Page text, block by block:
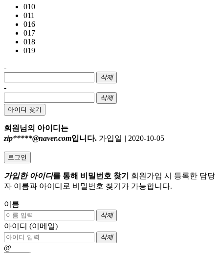
010
011
016
017
018
019
-
삭제
-
삭제
아이디 찾기
회원님의 아이디는
zip*****@naver.com입니다. 가입일 | 2020-10-05
로그인
가입한 아이디를 통해 비밀번호 찾기
회원가입 시 등록한 담당
자 이름과 아이디로 비밀번호 찾기가 가능합니다.
이름
삭제
아이디 (이메일)
삭제
@